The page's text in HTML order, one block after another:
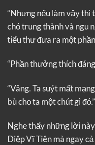
“Nhưng nếu làm vậy thì
chó trung thành và ngu
tiểu thư đưa ra một
“Phần thưởng thích
“Vâng. Ta suýt mất
bù cho ta một chút gì đó.”
Nghe thấy những lời
Diệp Vĩ Tiên mà ngay